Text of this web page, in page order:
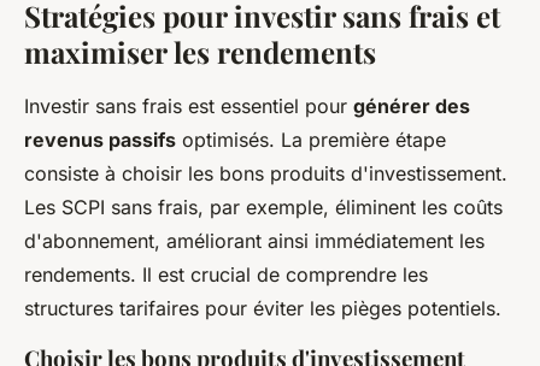
Stratégies pour investir sans frais et
maximiser les rendements
Investir sans frais est essentiel pour générer des
revenus passifs optimisés. La première étape
consiste à choisir les bons produits d'investissement.
Les SCPI sans frais, par exemple, éliminent les coûts
d'abonnement, améliorant ainsi immédiatement les
rendements. Il est crucial de comprendre les
structures tarifaires pour éviter les pièges potentiels.
Choisir les bons produits d'investissement